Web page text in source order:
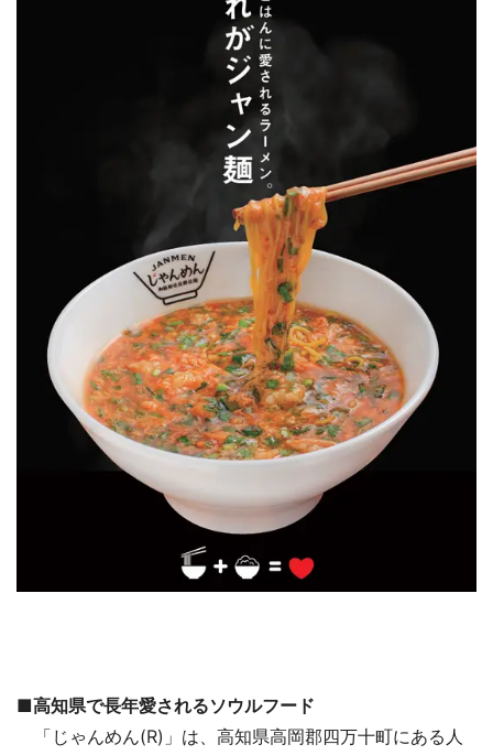
■高知県で長年愛されるソウルフード
「じゃんめん(R)」は、高知県高岡郡四万十町にある人